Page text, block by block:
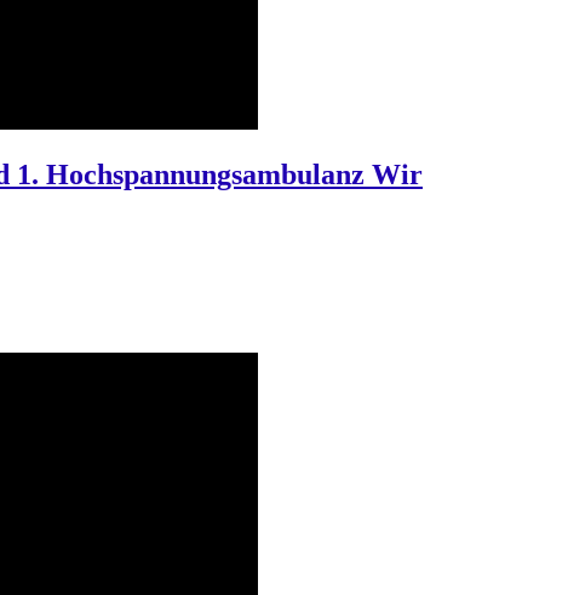
1. Hochspannungsambulanz Wir